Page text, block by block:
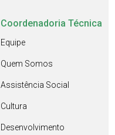
Coordenadoria Técnica
Equipe
Quem Somos
Assistência Social
Cultura
Desenvolvimento